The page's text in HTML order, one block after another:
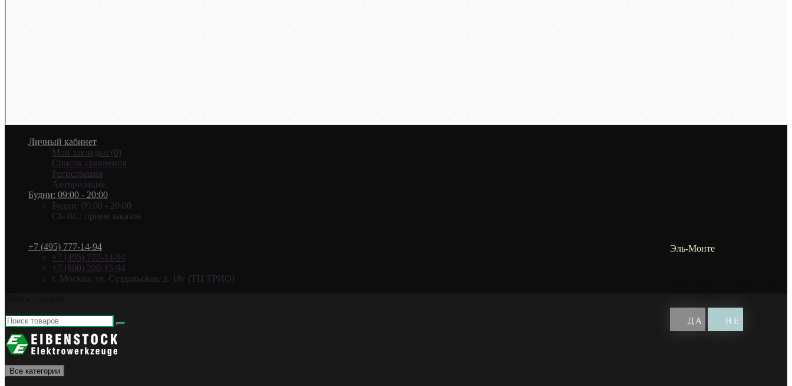
Личный кабинет
Мои закладки (0)
Список сравнения
Регистрация
Авторизация
Будни: 09:00 - 20:00
Будни: 09:00 - 20:00
СБ-ВС: прием заказов
Эль-Монте
+7 (495) 777-14-94
+7 (495) 777-14-94
+7 (800) 200-15-94
г. Москва. ул. Суздальская, д. 18г (ТЦ ТРИО)
Все категории